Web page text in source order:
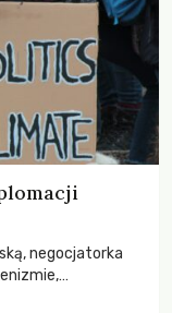
negocjatorka